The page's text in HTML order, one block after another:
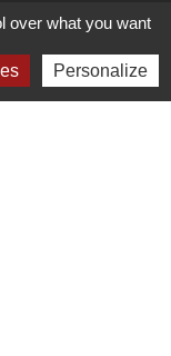
over what you want
Personalize